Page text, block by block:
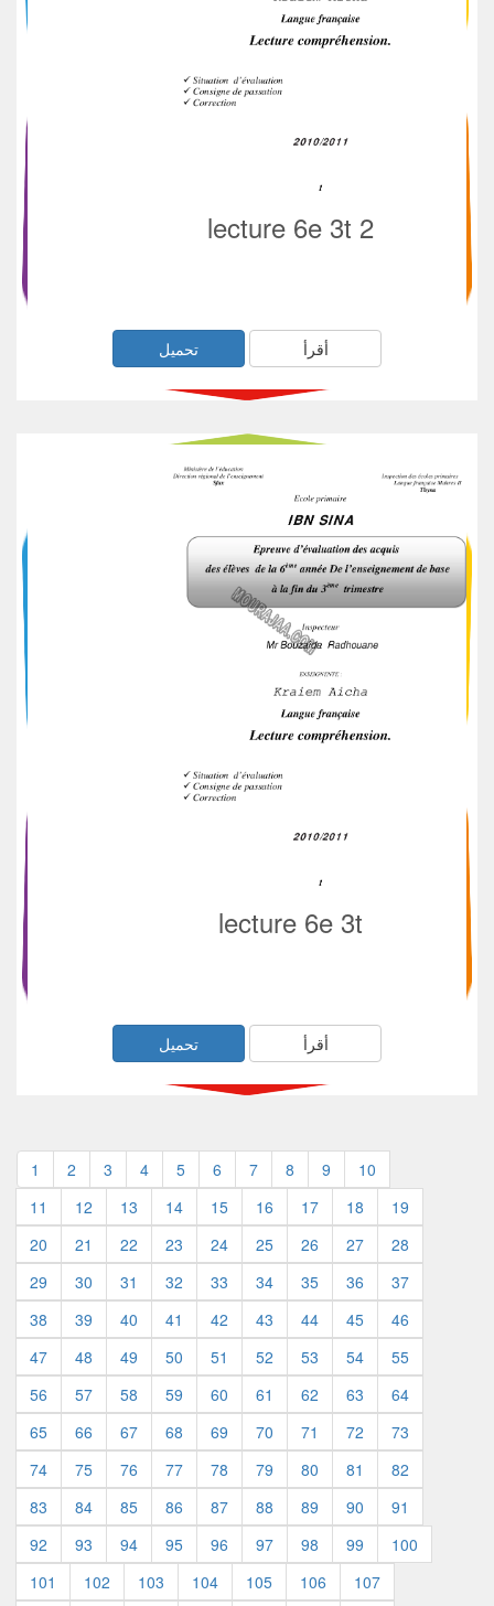
lecture 6e 3t 2
أقرأ تحميل
lecture 6e 3t
أقرأ تحميل
1 2 3 4 5 6 7 8 9
10
11
12 13 14 15 16 17 18
19
20
21 22 23 24 25 26 27
28
29
30 31 32 33 34 35 36
37
38
39 40 41 42 43 44 45
46
47
48 49 50 51 52 53 54
55
56
57 58 59 60 61 62 63
64
65
66 67 68 69 70 71 72
73
74
75 76 77 78 79 80 81
82
83
84 85 86 87 88 89 90
91
92
93 94 95 96 97 98 99
100
101
102 103 104 105 106
107